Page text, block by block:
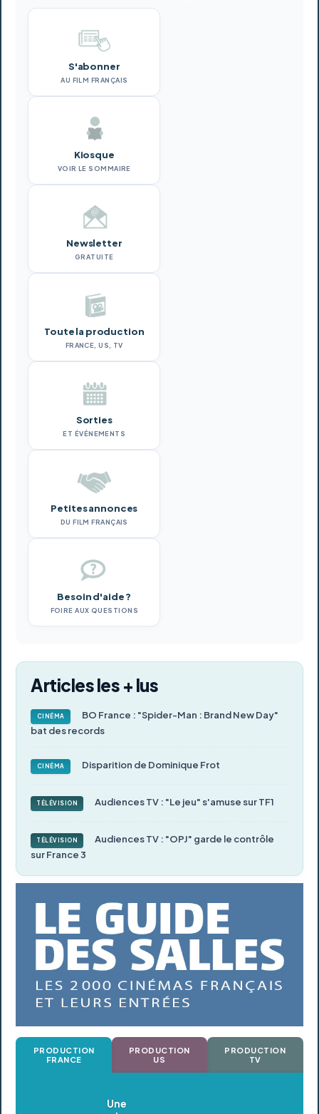
S'abonner
AU FILM FRANÇAIS
Kiosque
VOIR LE SOMMAIRE
Newsletter
GRATUITE
Toute la production
FRANCE, US, TV
Sorties
ET ÉVÉNEMENTS
Petites annonces
DU FILM FRANÇAIS
Besoin d'aide ?
FOIRE AUX QUESTIONS
Articles les + lus
CINÉMA
BO France : "Spider-Man : Brand New Day"
bat des records
CINÉMA Disparition de Dominique Frot
TÉLÉVISION Audiences TV : "Le jeu" s'amuse sur TF1
TÉLÉVISION
Audiences TV : "OPJ" garde le contrôle
sur France 3
PRODUCTION
FRANCE
PRODUCTION
US
PRODUCTION
TV
Oldeupe